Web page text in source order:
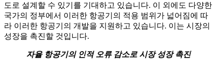
도로 설계할 수 있기를 기대하고 있습니다. 이 외에도 다양한
국가의 정부에서 이러한 항공기의 적용 범위가 넓어짐에 따
라 이러한 항공기의 개발을 지원하고 있습니다. 이는 시장의
성장을 촉진할 것입니다.
자율 항공기의 인적 오류 감소로 시장 성장 촉진